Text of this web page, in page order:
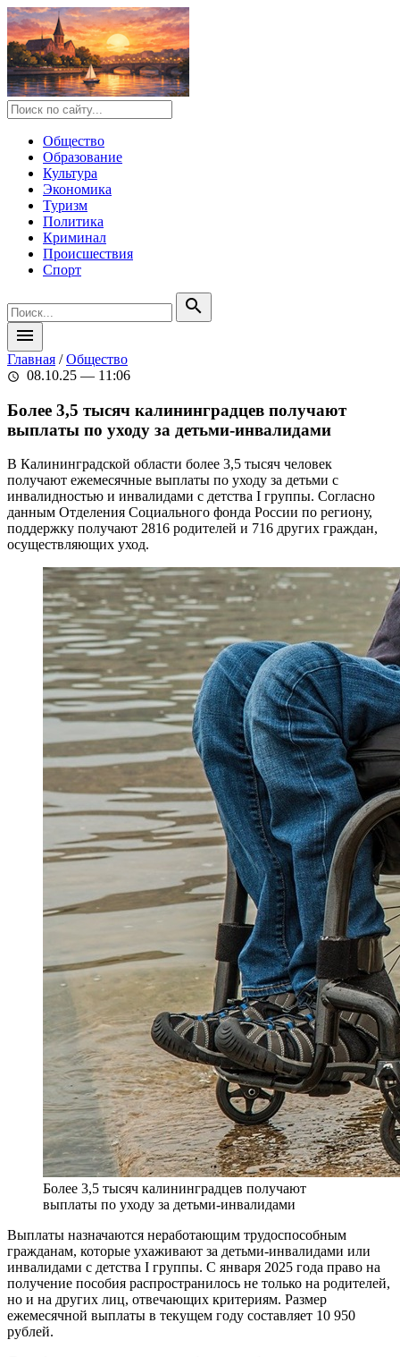
Общество
Образование
Культура
Экономика
Туризм
Политика
Криминал
Происшествия
Спорт
search
menu
Главная /Общество
schedule 08.10.25 — 11:06
Более 3,5 тысяч калининградцев получают
выплаты по уходу за детьми-инвалидами
В Калининградской области более 3,5 тысяч человек
получают ежемесячные выплаты по уходу за детьми с
инвалидностью и инвалидами с детства I группы. Согласно
данным Отделения Социального фонда России по региону,
поддержку получают 2816 родителей и 716 других граждан,
осуществляющих уход.
Более 3,5 тысяч калининградцев получают
выплаты по уходу за детьми-инвалидами
Выплаты назначаются неработающим трудоспособным
гражданам, которые ухаживают за детьми-инвалидами или
инвалидами с детства I группы. С января 2025 года право на
получение пособия распространилось не только на родителей,
но и на других лиц, отвечающих критериям. Размер
ежемесячной выплаты в текущем году составляет 10 950
рублей.